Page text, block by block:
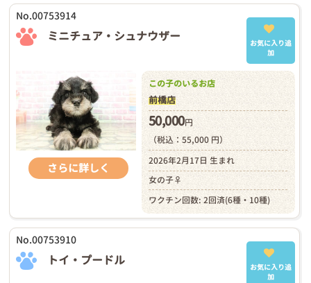
No.00753914
ミニチュア・シュナウザー
お気に入り追
加
さらに詳しく
この子のいるお店
前橋店
50,000円
（税込：55,000 円）
2026年2月17日 生まれ
女の子♀
ワクチン回数: 2回済(6種・10種)
No.00753910
トイ・プードル
お気に入り追
加